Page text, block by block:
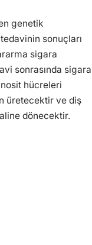
genetik
sonuçları
sigara
sonrasında sigara
hücreleri
üretecektir ve diş
dönecektir.